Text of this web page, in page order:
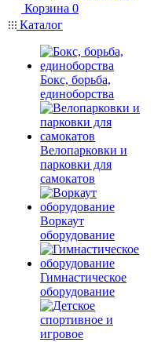
Корзина 0
Каталог
Бокс, борьба,
единоборства
Велопарковки и
парковки для
самокатов
Воркаут
оборудование
Гимнастическое
оборудование